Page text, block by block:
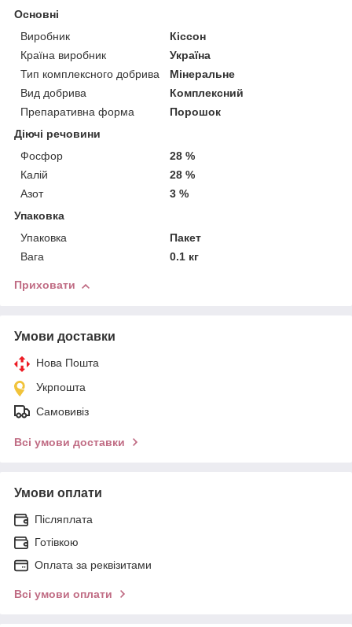
Основні
Виробник
Кіссон
Країна виробник
Україна
Тип комплексного добрива
Мінеральне
Вид добрива
Комплексний
Препаративна форма
Порошок
Діючі речовини
Фосфор
28 %
Калій
28 %
Азот
3 %
Упаковка
Упаковка
Пакет
Вага
0.1 кг
Приховати
Умови доставки
Нова Пошта
Укрпошта
Самовивіз
Всі умови доставки
Умови оплати
Післяплата
Готівкою
Оплата за реквізитами
Всі умови оплати